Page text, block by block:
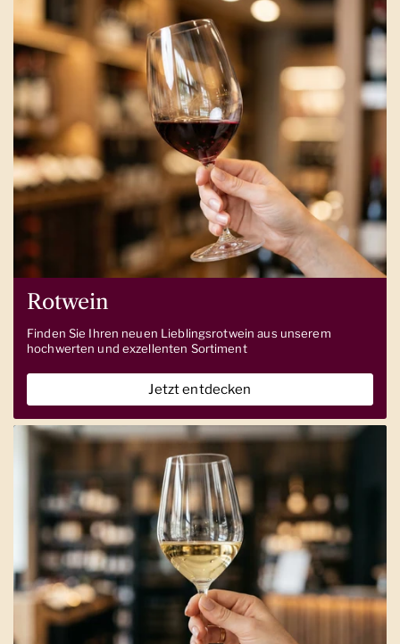
Rotwein
Finden Sie Ihren neuen Lieblingsrotwein aus unserem
hochwerten und exzellenten Sortiment
Jetzt entdecken